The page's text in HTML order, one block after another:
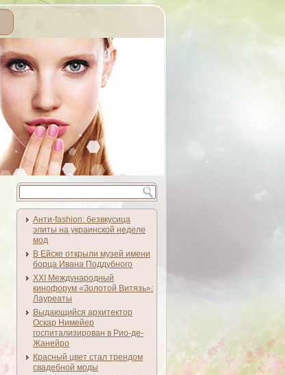
Анти-fashion: безвкусица
элиты на украинской неделе
мод
В Ейске открыли музей имени
борца Ивана Поддубного
XXI Международный
кинофорум «Золотой Витязь»:
Лауреаты
Выдающийся архитектор
Оскар Нимейер
госпитализирован в Рио-де-
Жанейро
Красный цвет стал трендом
свадебной моды